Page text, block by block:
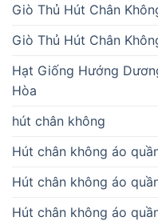
Giò Thủ Hút Chân
Giò Thủ Hút Chân
Hạt Giống Hướng
Hòa
hút chân không
Hút chân không áo
Hút chân không áo
Hút chân không áo